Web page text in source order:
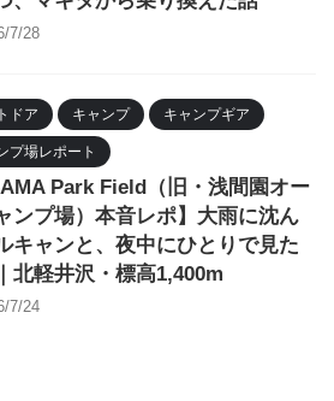
7/28
ドア キャンプ キャンプギア
プ場レポート
Park Field（旧・浅間園オー
ンプ場）本音レポ】大雨に沈ん
キャンと、夜中にひとりで見た
北軽井沢・標高1,400m
7/24